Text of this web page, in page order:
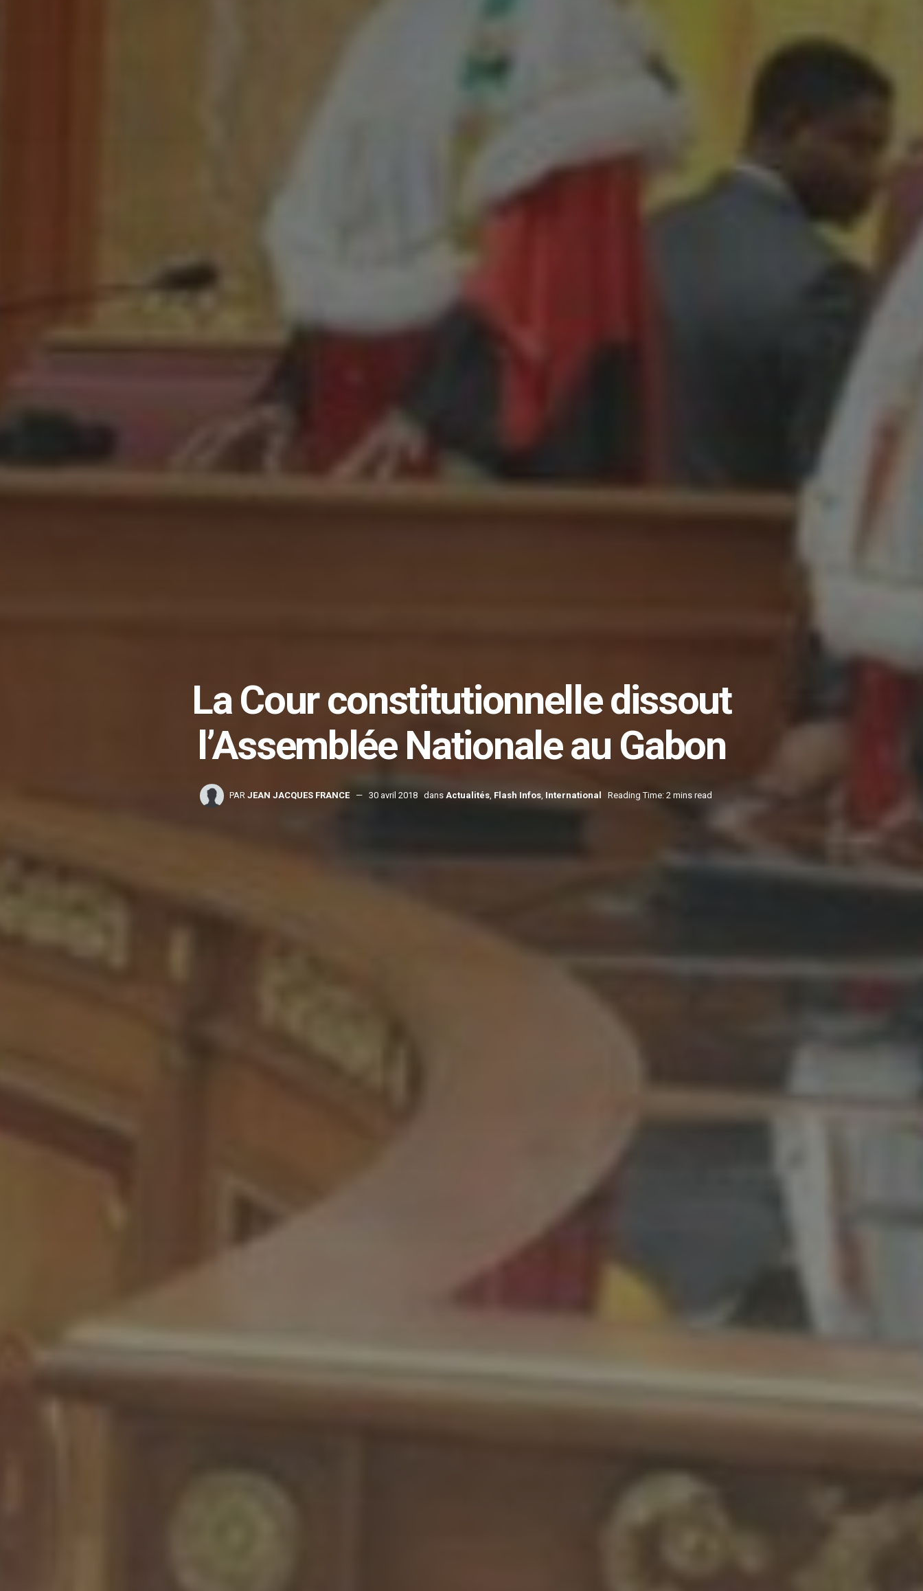
La Cour constitutionnelle dissout
l’Assemblée Nationale au Gabon
PAR JEAN JACQUES FRANCE 30 avril 2018 dans Actualités, Flash Infos, International Reading Time: 2 mins read